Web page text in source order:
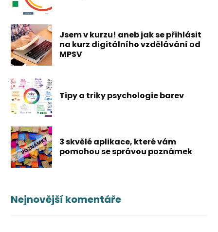
Jsem v kurzu! aneb jak se přihlásit
na kurz digitálního vzdělávání od
MPSV
Tipy a triky psychologie barev
3 skvělé aplikace, které vám
pomohou se správou poznámek
Nejnovější komentáře